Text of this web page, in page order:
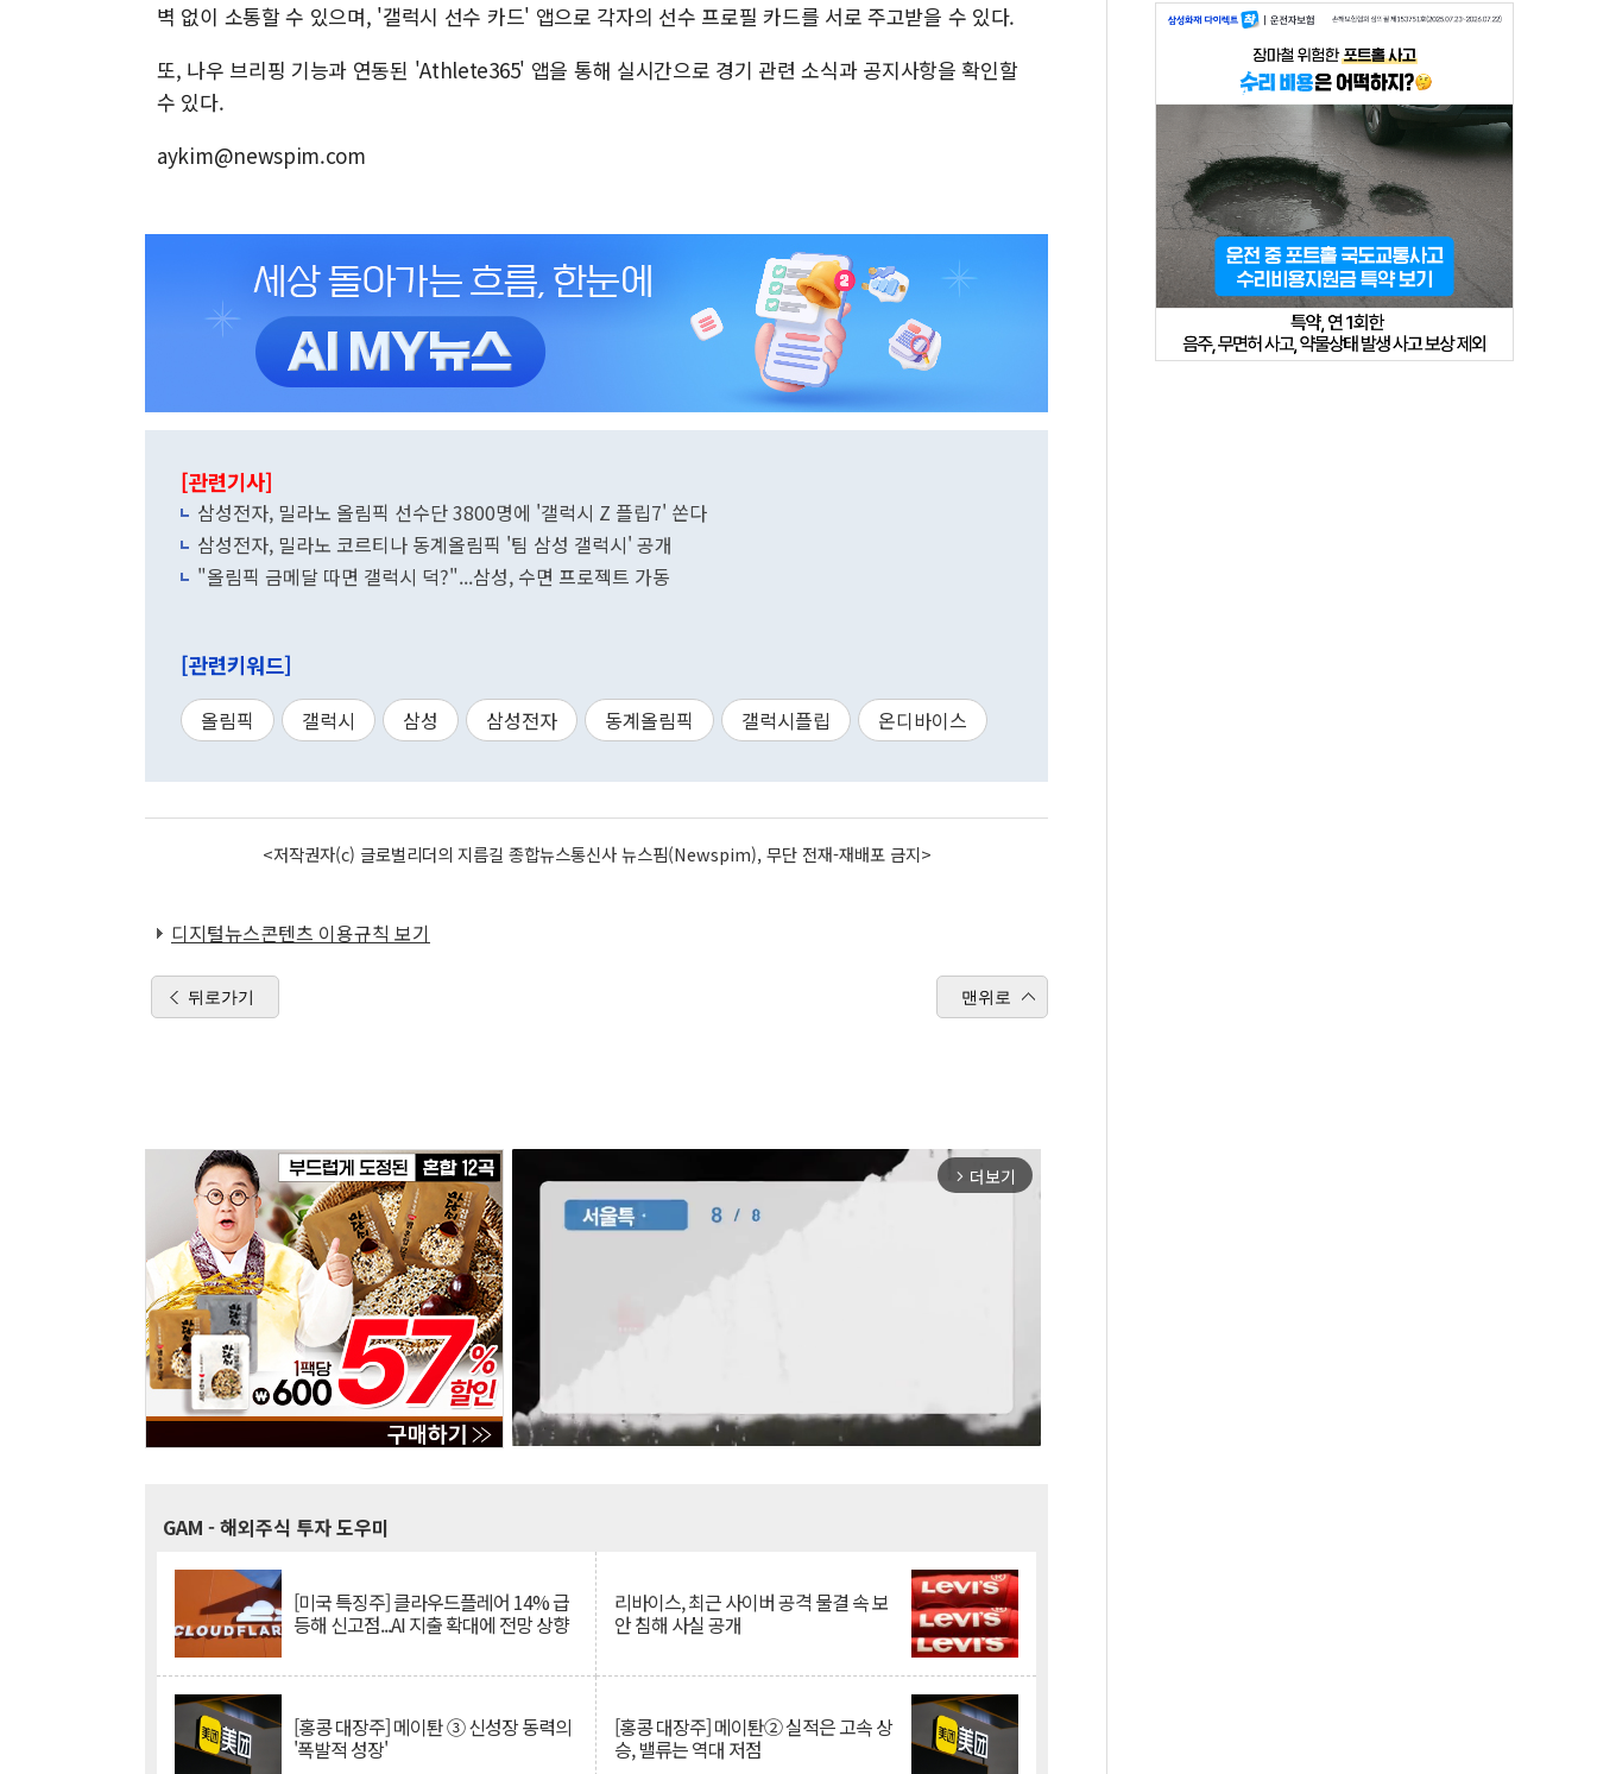
벽 없이 소통할 수 있으며, '갤럭시 선수 카드' 앱으로 각자의 선수 프로필 카드를 서로 주고받을 수 있다.
또, 나우 브리핑 기능과 연동된 'Athlete365' 앱을 통해 실시간으로 경기 관련 소식과 공지사항을 확인할
수 있다.
aykim@newspim.com
[관련기사]
삼성전자, 밀라노 올림픽 선수단 3800명에 '갤럭시 Z 플립7' 쏜다
삼성전자, 밀라노 코르티나 동계올림픽 '팀 삼성 갤럭시' 공개
"올림픽 금메달 따면 갤럭시 덕?"...삼성, 수면 프로젝트 가동
[관련키워드]
올림픽 갤럭시 삼성 삼성전자 동계올림픽 갤럭시플립 온디바이스
<저작권자(c) 글로벌리더의 지름길 종합뉴스통신사 뉴스핌(Newspim), 무단 전재-재배포 금지>
디지털뉴스콘텐츠 이용규칙 보기
뒤로가기 맨위로
arrow_forward_ios 더보기
GAM - 해외주식 투자 도우미
[미국 특징주] 클라우드플레어 14% 급
등해 신고점...AI 지출 확대에 전망 상향
리바이스, 최근 사이버 공격 물결 속 보
안 침해 사실 공개
[홍콩 대장주] 메이퇀 ③ 신성장 동력의
'폭발적 성장'
[홍콩 대장주] 메이퇀② 실적은 고속 상
승, 밸류는 역대 저점